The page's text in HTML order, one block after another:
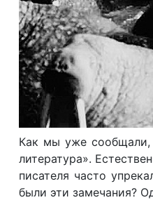
Как мы уже сообщали,
литература».
писателя часто
были эти замечания?